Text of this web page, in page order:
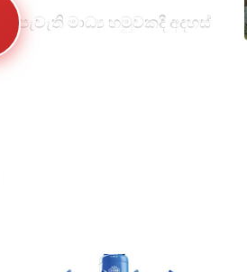
පැවැති මාධ්‍ය හමුවකදී අදහස්
එදිනට විවෘත කරයි.
අමාත්‍යාංශ